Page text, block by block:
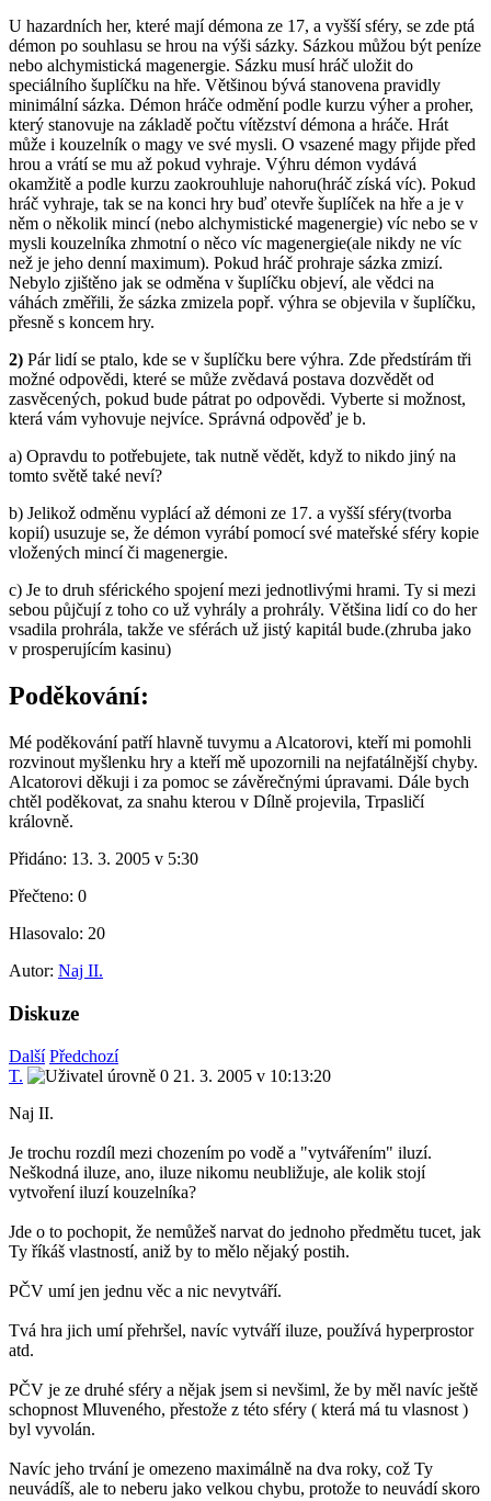
U hazardních her, které mají démona ze 17, a vyšší sféry, se zde ptá
démon po souhlasu se hrou na výši sázky. Sázkou můžou být peníze
nebo alchymistická magenergie. Sázku musí hráč uložit do
speciálního šuplíčku na hře. Většinou bývá stanovena pravidly
minimální sázka. Démon hráče odmění podle kurzu výher a proher,
který stanovuje na základě počtu vítězství démona a hráče. Hrát
může i kouzelník o magy ve své mysli. O vsazené magy přijde před
hrou a vrátí se mu až pokud vyhraje. Výhru démon vydává
okamžitě a podle kurzu zaokrouhluje nahoru(hráč získá víc). Pokud
hráč vyhraje, tak se na konci hry buď otevře šuplíček na hře a je v
něm o několik mincí (nebo alchymistické magenergie) víc nebo se v
mysli kouzelníka zhmotní o něco víc magenergie(ale nikdy ne víc
než je jeho denní maximum). Pokud hráč prohraje sázka zmizí.
Nebylo zjištěno jak se odměna v šuplíčku objeví, ale vědci na
váhách změřili, že sázka zmizela popř. výhra se objevila v šuplíčku,
přesně s koncem hry.
2) Pár lidí se ptalo, kde se v šuplíčku bere výhra. Zde předstírám tři
možné odpovědi, které se může zvědavá postava dozvědět od
zasvěcených, pokud bude pátrat po odpovědi. Vyberte si možnost,
která vám vyhovuje nejvíce. Správná odpověď je b.
a) Opravdu to potřebujete, tak nutně vědět, když to nikdo jiný na
tomto světě také neví?
b) Jelikož odměnu vyplácí až démoni ze 17. a vyšší sféry(tvorba
kopií) usuzuje se, že démon vyrábí pomocí své mateřské sféry kopie
vložených mincí či magenergie.
c) Je to druh sférického spojení mezi jednotlivými hrami. Ty si mezi
sebou půjčují z toho co už vyhrály a prohrály. Většina lidí co do her
vsadila prohrála, takže ve sférách už jistý kapitál bude.(zhruba jako
v prosperujícím kasinu)
Poděkování:
Mé poděkování patří hlavně tuvymu a Alcatorovi, kteří mi pomohli
rozvinout myšlenku hry a kteří mě upozornili na nejfatálnější chyby.
Alcatorovi děkuji i za pomoc se závěrečnými úpravami. Dále bych
chtěl poděkovat, za snahu kterou v Dílně projevila, Trpasličí
královně.
Přidáno: 13. 3. 2005 v 5:30
Přečteno: 0
Hlasovalo: 20
Autor: Naj II.
Diskuze
Další Předchozí
T.
21. 3. 2005 v 10:13:20
Naj II.
Je trochu rozdíl mezi chozením po vodě a "vytvářením" iluzí.
Neškodná iluze, ano, iluze nikomu neubližuje, ale kolik stojí
vytvoření iluzí kouzelníka?
Jde o to pochopit, že nemůžeš narvat do jednoho předmětu tucet, jak
Ty říkáš vlastností, aniž by to mělo nějaký postih.
PČV umí jen jednu věc a nic nevytváří.
Tvá hra jich umí přehršel, navíc vytváří iluze, používá hyperprostor
atd.
PČV je ze druhé sféry a nějak jsem si nevšiml, že by měl navíc ještě
schopnost Mluveného, přestože z této sféry ( která má tu vlasnost )
byl vyvolán.
Navíc jeho trvání je omezeno maximálně na dva roky, což Ty
neuvádíš, ale to neberu jako velkou chybu, protože to neuvádí skoro